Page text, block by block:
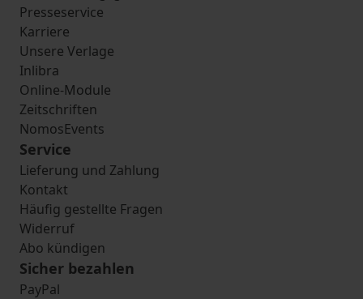
Presseservice
Karriere
Unsere Verlage
Inlibra
Online-Module
Zeitschriften
NomosEvents
Service
Lieferung und Zahlung
Kontakt
Häufig gestellte Fragen
Widerruf
Abo kündigen
Sicher bezahlen
PayPal